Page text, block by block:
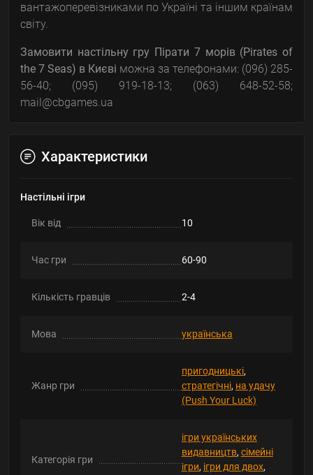
вантажоперевізниками по Україні та іншим країнам
світу.
Замовити настільну гру Пірати 7 морів (Pirates of
the 7 Seas) в Києві можна за телефонами: (096) 285-
56-40; (095) 919-18-13; (063) 648-52-58;
mail@cbgames.ua
Характеристики
Настільні ігри
Вік від 10
Час гри 60-90
Кількість гравців 2-4
Мова українська
Жанр гри
пригодницькі,
стратегічні, на удачу
(Push Your Luck)
Категорія гри
ігри українських
видавництв, сімейні
ігри, ігри для двох,